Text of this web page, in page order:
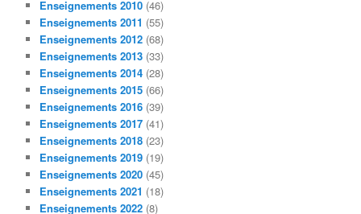
Enseignements 2010 (46)
Enseignements 2011 (55)
Enseignements 2012 (68)
Enseignements 2013 (33)
Enseignements 2014 (28)
Enseignements 2015 (66)
Enseignements 2016 (39)
Enseignements 2017 (41)
Enseignements 2018 (23)
Enseignements 2019 (19)
Enseignements 2020 (45)
Enseignements 2021 (18)
Enseignements 2022 (8)